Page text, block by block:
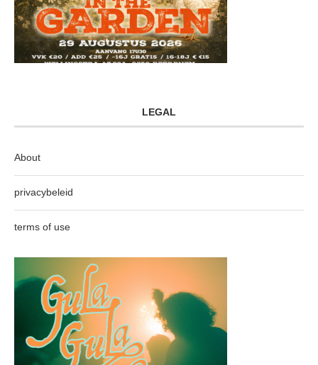
LEGAL
About
privacybeleid
terms of use